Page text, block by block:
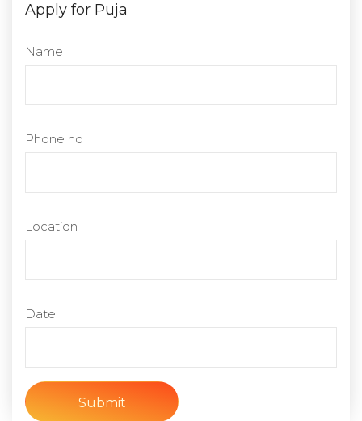
Apply for Puja
Name
Phone no
Location
Date
Submit